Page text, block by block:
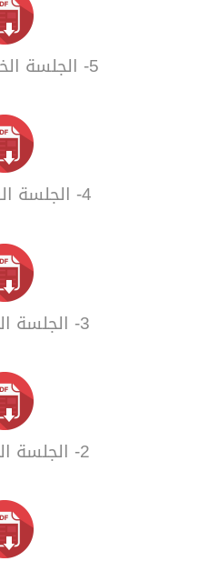
5- الجلسة الخامسة عملي
4- الجلسة الرابعة عملي
3- الجلسة الثالثة عملي
2- الجلسة الثانية عملي